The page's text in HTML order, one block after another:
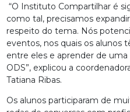
“O Instituto Compartilhar é
como tal, precisamos
respeito do tema. Nós
eventos, nos quais os alunos
entre eles e aprender de
ODS”, explicou a
Tatiana Ribas.
Os alunos participaram de